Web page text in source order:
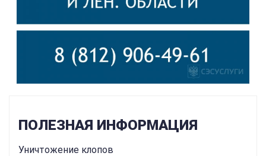
ПОЛЕЗНАЯ ИНФОРМАЦИЯ
Уничтожение клопов